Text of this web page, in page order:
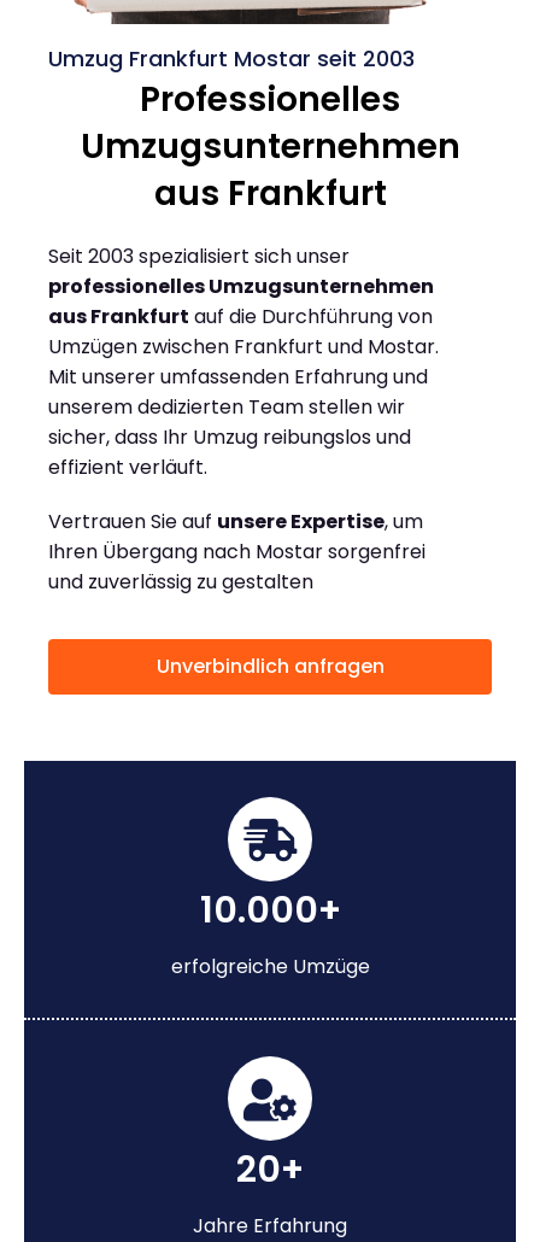
Umzug Frankfurt Mostar seit 2003
Professionelles
Umzugsunternehmen
aus Frankfurt
Seit 2003 spezialisiert sich unser
professionelles Umzugsunternehmen
aus Frankfurt auf die Durchführung von
Umzügen zwischen Frankfurt und Mostar.
Mit unserer umfassenden Erfahrung und
unserem dedizierten Team stellen wir
sicher, dass Ihr Umzug reibungslos und
effizient verläuft.
Vertrauen Sie auf unsere Expertise, um
Ihren Übergang nach Mostar sorgenfrei
und zuverlässig zu gestalten
Unverbindlich anfragen
10.000+
erfolgreiche Umzüge
20+
Jahre Erfahrung